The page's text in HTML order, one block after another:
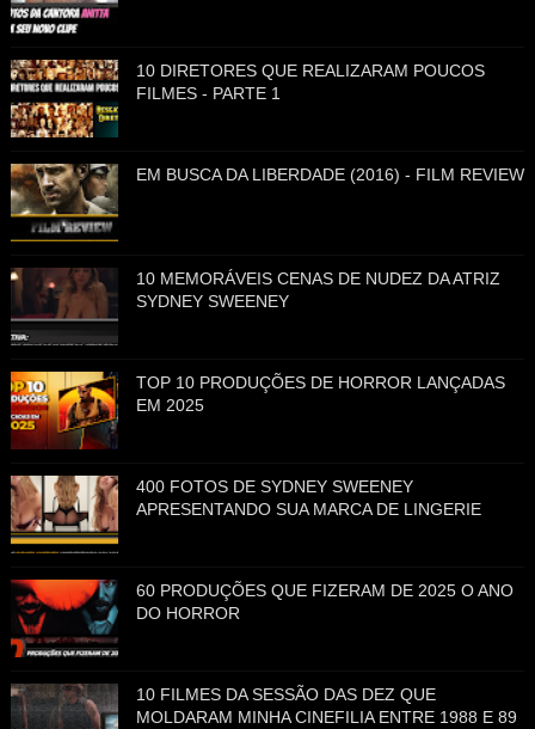
10 DIRETORES QUE REALIZARAM POUCOS
FILMES - PARTE 1
EM BUSCA DA LIBERDADE (2016) - FILM REVIEW
10 MEMORÁVEIS CENAS DE NUDEZ DA ATRIZ
SYDNEY SWEENEY
TOP 10 PRODUÇÕES DE HORROR LANÇADAS
EM 2025
400 FOTOS DE SYDNEY SWEENEY
APRESENTANDO SUA MARCA DE LINGERIE
60 PRODUÇÕES QUE FIZERAM DE 2025 O ANO
DO HORROR
10 FILMES DA SESSÃO DAS DEZ QUE
MOLDARAM MINHA CINEFILIA ENTRE 1988 E 89